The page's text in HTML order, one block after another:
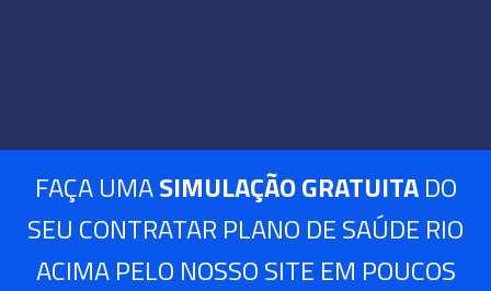
FAÇA UMASIMULAÇÃO GRATUITADO
SEU CONTRATAR PLANO DE SAÚDE RIO
ACIMA PELO NOSSO SITE EM POUCOS